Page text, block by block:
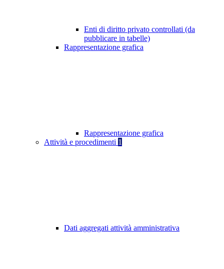
Enti di diritto privato controllati (da
pubblicare in tabelle)
Rappresentazione grafica
Rappresentazione grafica
Attività e procedimenti 1
Dati aggregati attività amministrativa